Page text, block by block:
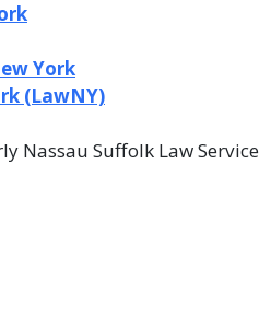
York
(LawNY)
Nassau Suffolk Law